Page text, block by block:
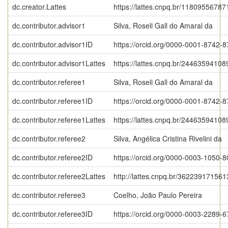
dc.creator.Lattes
https://lattes.cnpq.br/
dc.contributor.advisor1
Silva, Roseli Gall do Amaral da
dc.contributor.advisor1ID
https://orcid.org/0000-0001-8742-
dc.contributor.advisor1Lattes
https://lattes.cnpq.br/
dc.contributor.referee1
Silva, Roseli Gall do Amaral da
dc.contributor.referee1ID
https://orcid.org/0000-0001-8742-
dc.contributor.referee1Lattes
https://lattes.cnpq.br/
dc.contributor.referee2
Silva, Angélica Cristina Rivelini da
dc.contributor.referee2ID
https://orcid.org/0000-0003-1050-
dc.contributor.referee2Lattes
http://lattes.cnpq.br/
dc.contributor.referee3
Coelho, João Paulo Pereira
dc.contributor.referee3ID
https://orcid.org/0000-0003-2289-